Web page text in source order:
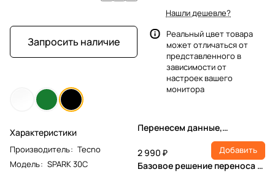
Запросить наличие
Характеристики
Производитель: Tecno
Модель: SPARK 30C
Нашли дешевле?
Реальный цвет товара
может отличаться от
представленного в
зависимости от
настроек вашего
монитора
Перенесем данные,
настроим учетную запись,
установим ПО
2 990 ₽ Добавить
Базовое решение переноса и